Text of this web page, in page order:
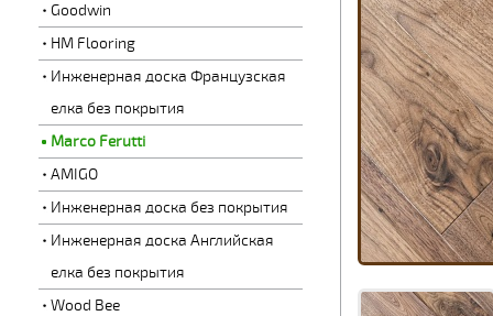
Goodwin
HM Flooring
Инженерная доска Французская
елка без покрытия
Marco Ferutti
AMIGO
Инженерная доска без покрытия
Инженерная доска Английская
елка без покрытия
Wood Bee